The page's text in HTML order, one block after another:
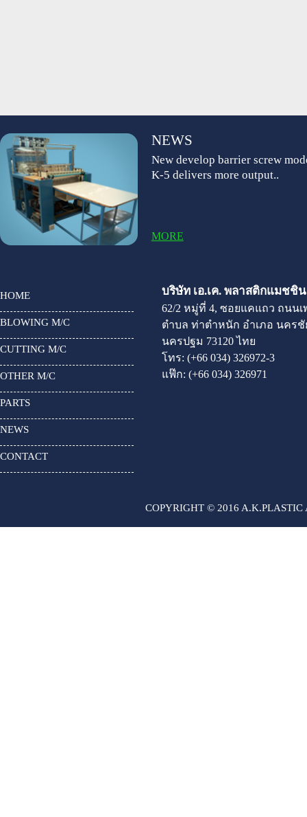
NEWS
New develop barrier screw
K-5 delivers more output..
MORE
HOME
BLOWING M/C
CUTTING M/C
OTHER M/C
PARTS
NEWS
CONTACT
บริษัท เอ.เค. พลาสติกแมชชิ
62/2 หมู่ที่ 4, ซอยแคแถว ถนนเ
ตำบล ท่าตำหนัก อำเภอ นครชั
นครปฐม 73120 ไทย
โทร: (+66 034) 326972-3
แฟ๊ก: (+66 034) 326971
COPYRIGHT © 2016 A.K.PLASTIC